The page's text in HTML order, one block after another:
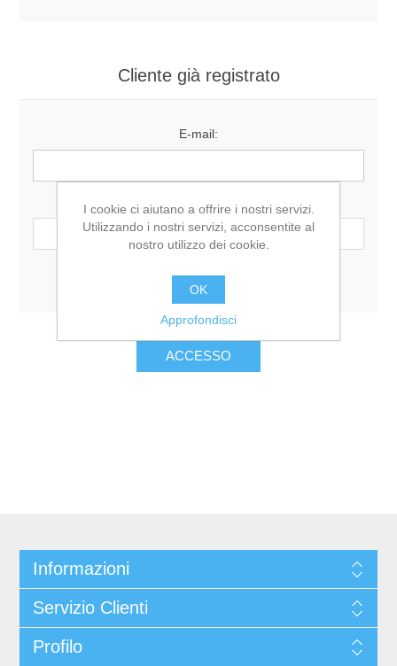
Cliente già registrato
E-mail:
Password:
Resta collegato Password dimenticata?
Informazioni
Servizio Clienti
Profilo
I cookie ci aiutano a offrire i nostri servizi.
Utilizzando i nostri servizi, acconsentite al
nostro utilizzo dei cookie.
OK
Approfondisci